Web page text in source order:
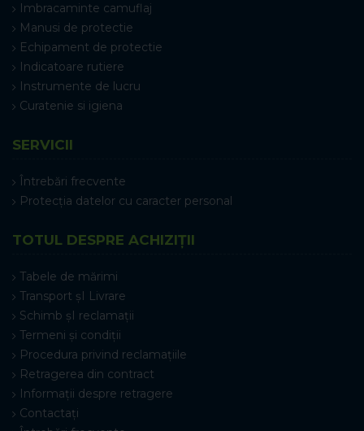
Imbracaminte camuflaj
Manusi de protectie
Echipament de protectie
Indicatoare rutiere
Instrumente de lucru
Curatenie si igiena
SERVICII
Întrebări frecvente
Protecția datelor cu caracter personal
TOTUL DESPRE ACHIZIȚII
Tabele de mărimi
Transport șI Livrare
Schimb șI reclamații
Termeni și condiții
Procedura privind reclamațiile
Retragerea din contract
Informații despre retragere
Contactați